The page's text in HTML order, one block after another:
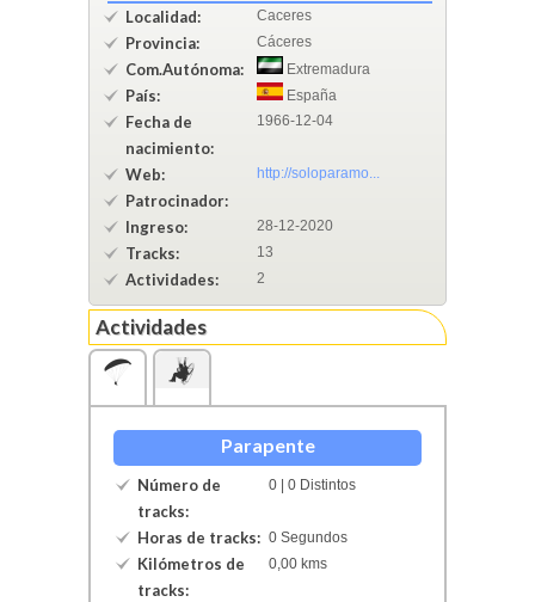
Localidad:
Caceres
Provincia: Cáceres
Com.Autónoma: Extremadura
País: España
Fecha de
nacimiento:
1966-12-04
Web: http://soloparamo...
Patrocinador:
Ingreso:
28-12-2020
Tracks: 13
Actividades: 2
Actividades
Parapente
Número de
tracks:
0 | 0 Distintos
Horas de tracks: 0 Segundos
Kilómetros de
tracks:
0,00 kms